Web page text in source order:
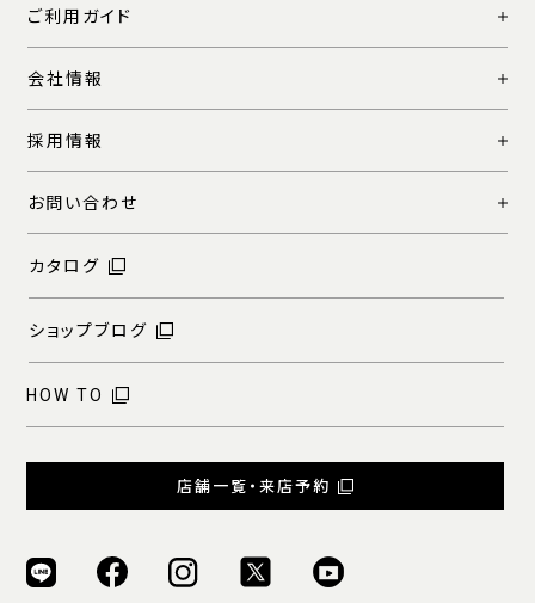
ご利用ガイド
会社情報
採用情報
お問い合わせ
カタログ
ショップブログ
HOW TO
店舗一覧・来店予約